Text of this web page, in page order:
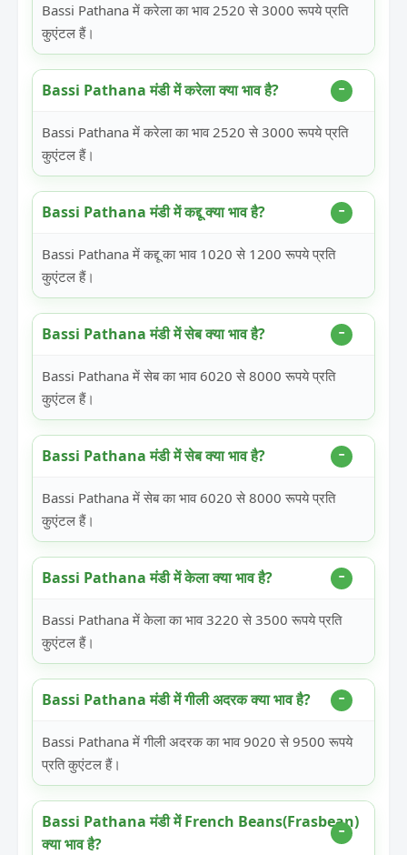
Bassi Pathana में करेला का भाव 2520 से 3000 रूपये प्रति
कुएंटल हैं।
Bassi Pathana मंडी में करेला क्या भाव है?
Bassi Pathana में करेला का भाव 2520 से 3000 रूपये प्रति
कुएंटल हैं।
Bassi Pathana मंडी में कद्दू क्या भाव है?
Bassi Pathana में कद्दू का भाव 1020 से 1200 रूपये प्रति
कुएंटल हैं।
Bassi Pathana मंडी में सेब क्या भाव है?
Bassi Pathana में सेब का भाव 6020 से 8000 रूपये प्रति
कुएंटल हैं।
Bassi Pathana मंडी में सेब क्या भाव है?
Bassi Pathana में सेब का भाव 6020 से 8000 रूपये प्रति
कुएंटल हैं।
Bassi Pathana मंडी में केला क्या भाव है?
Bassi Pathana में केला का भाव 3220 से 3500 रूपये प्रति
कुएंटल हैं।
Bassi Pathana मंडी में गीली अदरक क्या भाव है?
Bassi Pathana में गीली अदरक का भाव 9020 से 9500 रूपये
प्रति कुएंटल हैं।
Bassi Pathana मंडी में French Beans(Frasbean)
क्या भाव है?